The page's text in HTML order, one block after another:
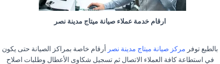
ارقام خدمة عملاء صيانة ميتاج مدينة نصر
بالطبع توفر مركز صيانة ميتاج مدينة نصر أرقام خاصة بمراكز الصيانة حتى يكون
في استطاعة كافة العملاء الاتصال ثم تسجيل شكاوى الأعطال وطلبات اصلاح